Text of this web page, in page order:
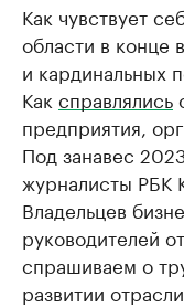
Как чувствует
области в конце
и кардинальных
Как справлялись
предприятия,
Под занавес
журналисты РБК
Владельцев
руководителей
спрашиваем о
развитии